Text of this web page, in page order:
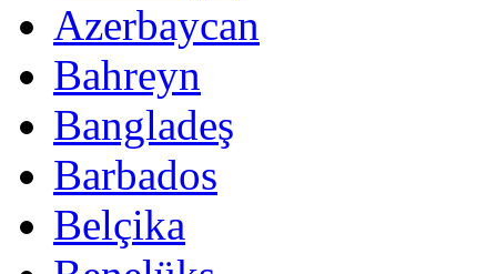
Azerbaycan
Bahreyn
Bangladeş
Barbados
Belçika